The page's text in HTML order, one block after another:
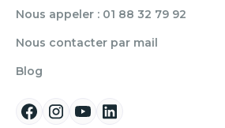
Nous appeler : 01 88 32 79 92
Nous contacter par mail
Blog